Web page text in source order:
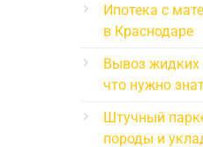
Ипотека с
в Краснодаре
Вывоз жидких
что нужно
Штучный
породы и